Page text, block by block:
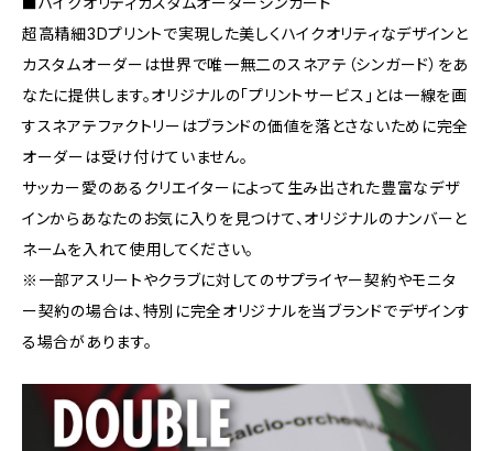
超高精細3Dプリントで実現した美しくハイクオリティなデザインと
カスタムオーダーは世界で唯一無二のスネアテ（シンガード）をあ
なたに提供します。オリジナルの「プリントサービス」とは一線を画
すスネアテファクトリーはブランドの価値を落とさないために完全
オーダーは受け付けていません。
サッカー愛のあるクリエイターによって生み出された豊富なデザ
インからあなたのお気に入りを見つけて、オリジナルのナンバーと
ネームを入れて使用してください。
※一部アスリートやクラブに対してのサプライヤー契約やモニタ
ー契約の場合は、特別に完全オリジナルを当ブランドでデザインす
る場合があります。